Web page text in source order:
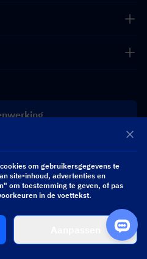
PTE.LTD. All Rights Reserved.
om gebruikersgegevens te
site-inhoud, advertenties en
om toestemming te geven, of pas
in de voettekst.